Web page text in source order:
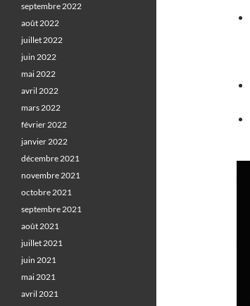
septembre 2022
août 2022
juillet 2022
juin 2022
mai 2022
avril 2022
mars 2022
février 2022
janvier 2022
décembre 2021
novembre 2021
octobre 2021
septembre 2021
août 2021
juillet 2021
juin 2021
mai 2021
avril 2021